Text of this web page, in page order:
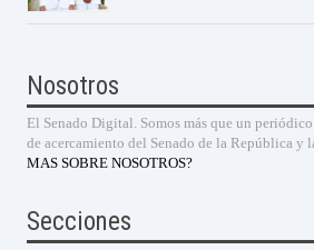
Nosotros
El Senado Digital. Somos más que un
de acercamiento del Senado de la República y
MAS SOBRE NOSOTROS?
Secciones